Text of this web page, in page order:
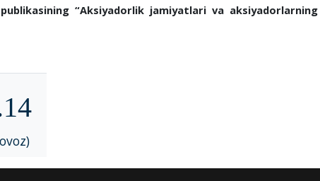
“Aksiyadorlik jamiyatlari va